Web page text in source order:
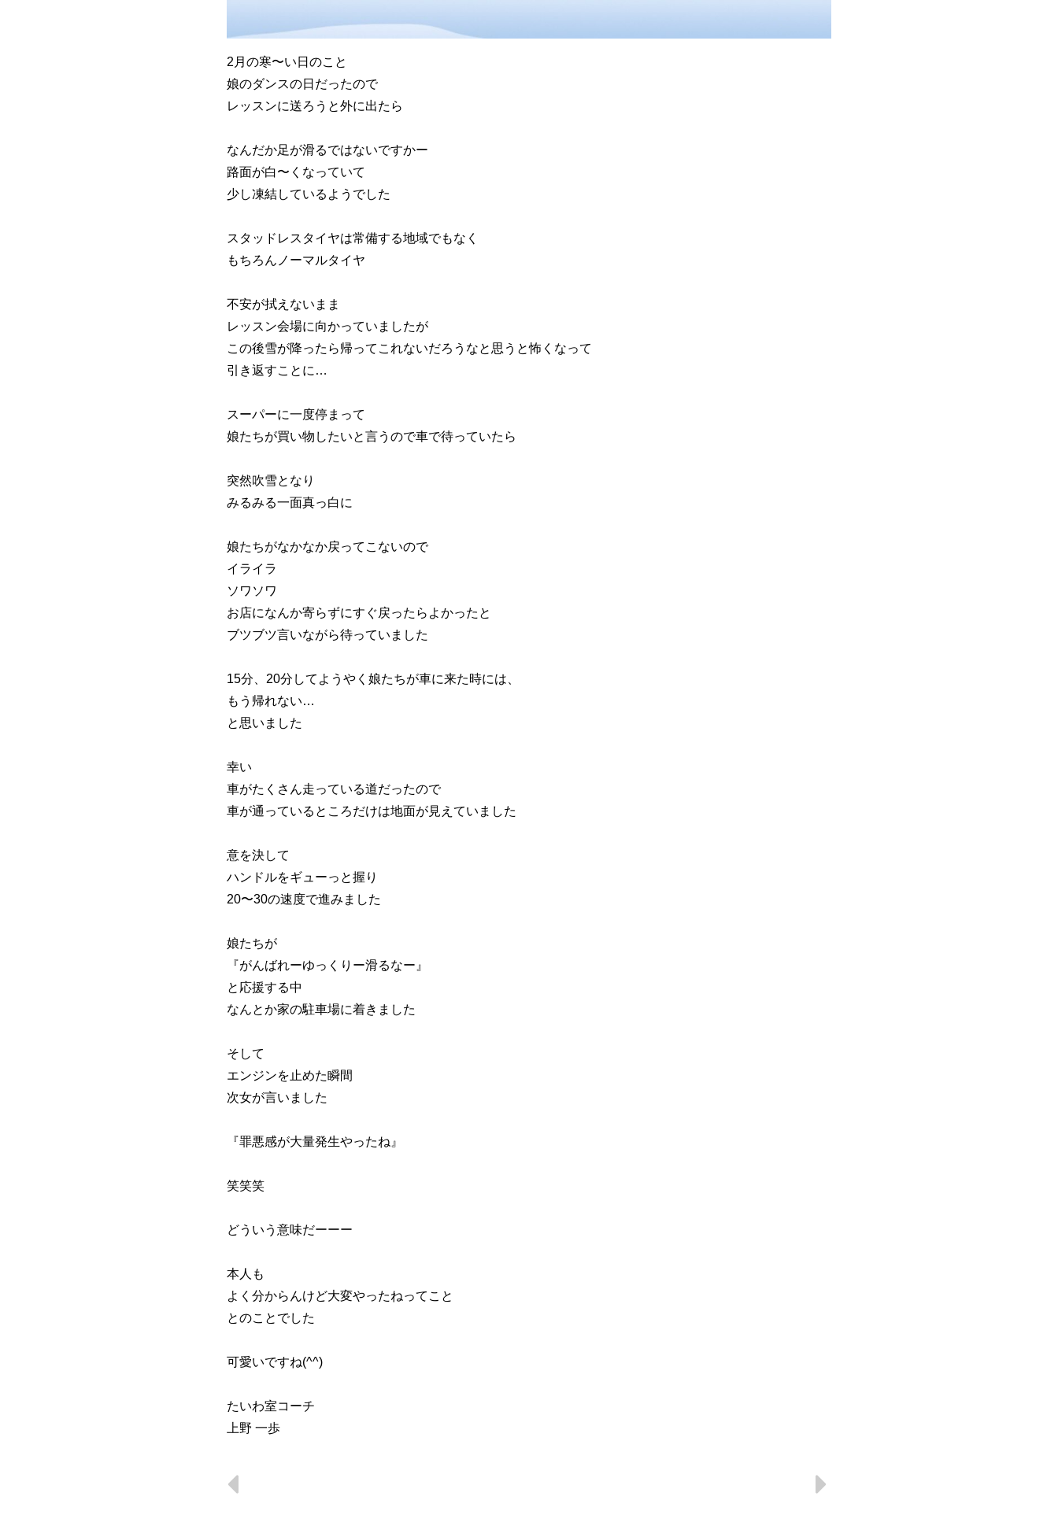
2月の寒〜い日のこと
娘のダンスの日だったので
レッスンに送ろうと外に出たら
なんだか足が滑るではないですかー
路面が白〜くなっていて
少し凍結しているようでした
スタッドレスタイヤは常備する地域でもなく
もちろんノーマルタイヤ
不安が拭えないまま
レッスン会場に向かっていましたが
この後雪が降ったら帰ってこれないだろうなと思うと怖くなって
引き返すことに…
スーパーに一度停まって
娘たちが買い物したいと言うので車で待っていたら
突然吹雪となり
みるみる一面真っ白に
娘たちがなかなか戻ってこないので
イライラ
ソワソワ
お店になんか寄らずにすぐ戻ったらよかったと
ブツブツ言いながら待っていました
15分、20分してようやく娘たちが車に来た時には、
もう帰れない…
と思いました
幸い
車がたくさん走っている道だったので
車が通っているところだけは地面が見えていました
意を決して
ハンドルをギューっと握り
20〜30の速度で進みました
娘たちが
『がんばれーゆっくりー滑るなー』
と応援する中
なんとか家の駐車場に着きました
そして
エンジンを止めた瞬間
次女が言いました
『罪悪感が大量発生やったね』
笑笑笑
どういう意味だーーー
本人も
よく分からんけど大変やったねってこと
とのことでした
可愛いですね(^^)
たいわ室コーチ
上野 一歩